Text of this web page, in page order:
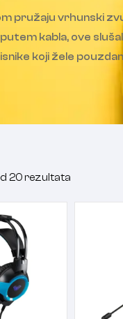
pružaju vrhunski
kabla, ove
koji žele
20 rezultata